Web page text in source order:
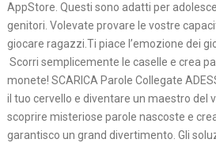
AppStore. Questi sono adatti per
genitori. Volevate provare le vostre
giocare ragazzi.Ti piace l’emozione dei
Scorri semplicemente le caselle e crea
monete! SCARICA Parole Collegate
il tuo cervello e diventare un maestro del
scoprire misteriose parole nascoste e
garantisco un grand divertimento. Gli